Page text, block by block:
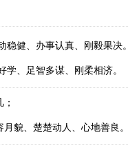
健、办事认真、刚毅果决。
、足智多谋、刚柔相济。
貌、楚楚动人、心地善良。